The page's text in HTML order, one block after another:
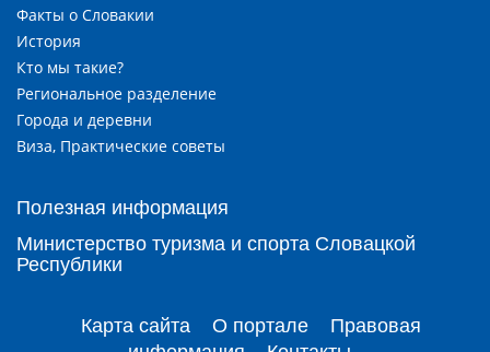
Факты о Словакии
История
Кто мы такие?
Региональное разделение
Города и деревни
Виза, Практические советы
Полезная информация
Министерство туризма и спорта Словацкой
Республики
Карта сайта О портале
Правовая